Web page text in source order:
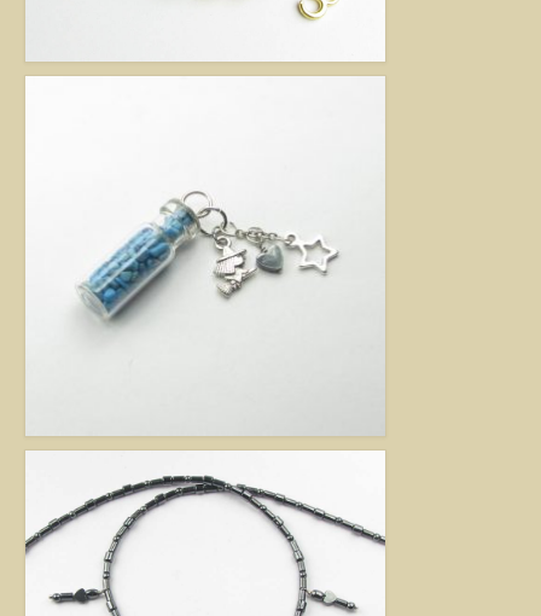
Egyedi kőbefoglalás rendelésre
Csillagjegyes babalánc rendelésre
A szobai növények, kaktuszok a lakás díszei, de sajnos nem vagy csak ritkán
virágoznak.Biztosan Ön is szép kaspóba vagy díszes tartóba teszi őket, de
ennél többet is tehet értük. A kézműves Virág ékszerekkel színesebbé és
egyedibbé varázsolhatja virágait. Ezeket a díszeket ásvány, féldrágakő,
kristály felhasználásával, dróthajlításos technikával készítettem, és
garantáltan nincs két egyforma közöttük. Ha cserepes növényt ajándékoz